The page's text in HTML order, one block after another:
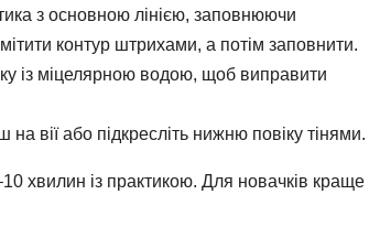
з основною лінією, заповнюючи
контур штрихами, а потім заповнити.
із міцелярною водою, щоб виправити
вії або підкресліть нижню повіку тінями.
хвилин із практикою. Для новачків краще